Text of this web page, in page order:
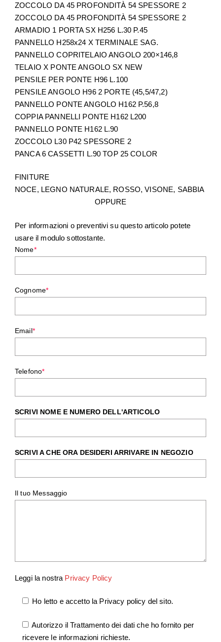
ZOCCOLO DA 45 PROFONDITÀ 54 SPESSORE 2
ZOCCOLO DA 45 PROFONDITÀ 54 SPESSORE 2
ARMADIO 1 PORTA SX H256 L.30 P.45
PANNELLO H258x24 X TERMINALE SAG.
PANNELLO COPRITELAIO ANGOLO 200×146,8
TELAIO X PONTE ANGOLO SX NEW
PENSILE PER PONTE H96 L.100
PENSILE ANGOLO H96 2 PORTE (45,5/47,2)
PANNELLO PONTE ANGOLO H162 P.56,8
COPPIA PANNELLI PONTE H162 L200
PANNELLO PONTE H162 L.90
ZOCCOLO L30 P42 SPESSORE 2
PANCA 6 CASSETTI L.90 TOP 25 COLOR
FINITURE
NOCE, LEGNO NATURALE, ROSSO, VISONE, SABBIA
OPPURE
Per informazioni o preventivi su questo articolo potete
usare il modulo sottostante.
Nome*
Cognome*
Email*
Telefono*
SCRIVI NOME E NUMERO DELL'ARTICOLO
SCRIVI A CHE ORA DESIDERI ARRIVARE IN NEGOZIO
Il tuo Messaggio
Leggi la nostra Privacy Policy
Ho letto e accetto la Privacy policy del sito.
Autorizzo il Trattamento dei dati che ho fornito per
ricevere le informazioni richieste.